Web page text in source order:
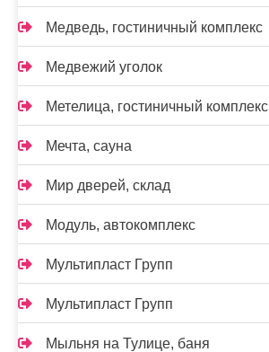
Медведь, гостиничный комплекс
Медвежий уголок
Метелица, гостиничный комплекс
Мечта, сауна
Мир дверей, склад
Модуль, автокомплекс
Мультипласт Групп
Мультипласт Групп
Мыльня на Тулице, баня